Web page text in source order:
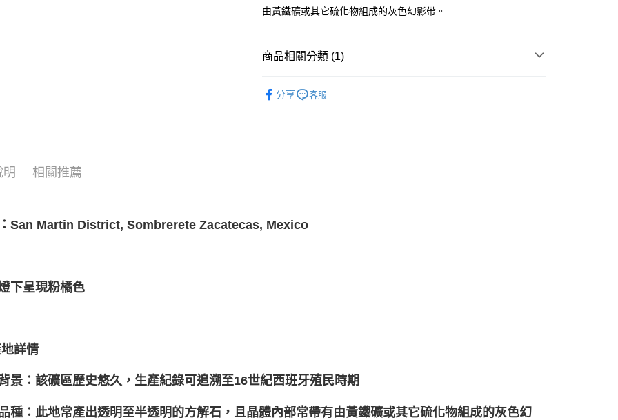
7-11取貨付款
賣家宅配幫您送（台灣）
郵局幫你送（離島）
由黃鐵礦或其它硫化物組成的灰色幻影帶。
商品相關分類 (1)
分享
客服
明 相關推薦
San Martin District, Sombrerete Zacatecas, Mexico
下呈現粉橘色
詳情
景：該礦區歷史悠久，生產紀錄可追溯至16世紀西班牙殖民時期
種：此地常產出透明至半透明的方解石，且晶體內部常帶有由黃鐵礦或其它硫化物組成的灰色幻